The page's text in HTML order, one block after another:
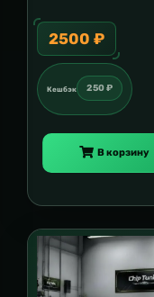
2500 ₽
Кешбэк 250 ₽
В корзину